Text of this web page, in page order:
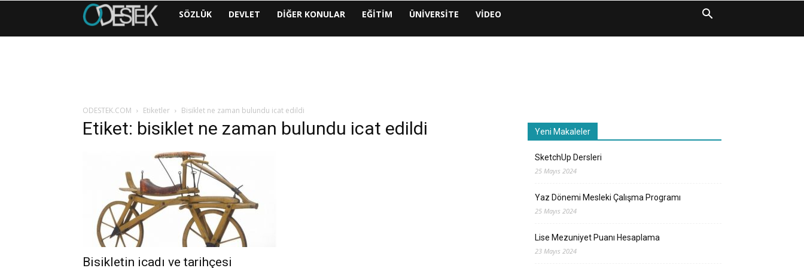
ODESTEK
SÖZLÜK DEVLET DIĞER KONULAR EĞITIM ÜNIVERSITE VIDEO
ODESTEK.COM Etiketler Bisiklet ne zaman bulundu icat edildi
Etiket: bisiklet ne zaman bulundu icat edildi
Bisikletin icadı ve tarihçesi
Yeni Makaleler
SketchUp Dersleri
25 Mayıs 2024
Yaz Dönemi Mesleki Çalışma Programı
25 Mayıs 2024
Lise Mezuniyet Puanı Hesaplama
23 Mayıs 2024